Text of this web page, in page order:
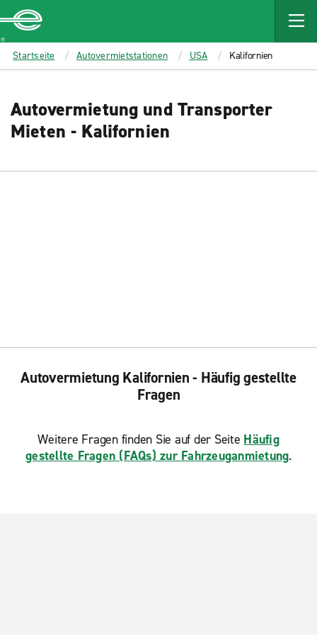
MAIN
CONTENT
Enterprise
Startseite Autovermietstationen USA Kalifornien
Autovermietung und Transporter
Mieten - Kalifornien
Autovermietung Kalifornien - Häufig gestellte
Fragen
Weitere Fragen finden Sie auf der Seite Häufig
gestellte Fragen (FAQs) zur Fahrzeuganmietung.